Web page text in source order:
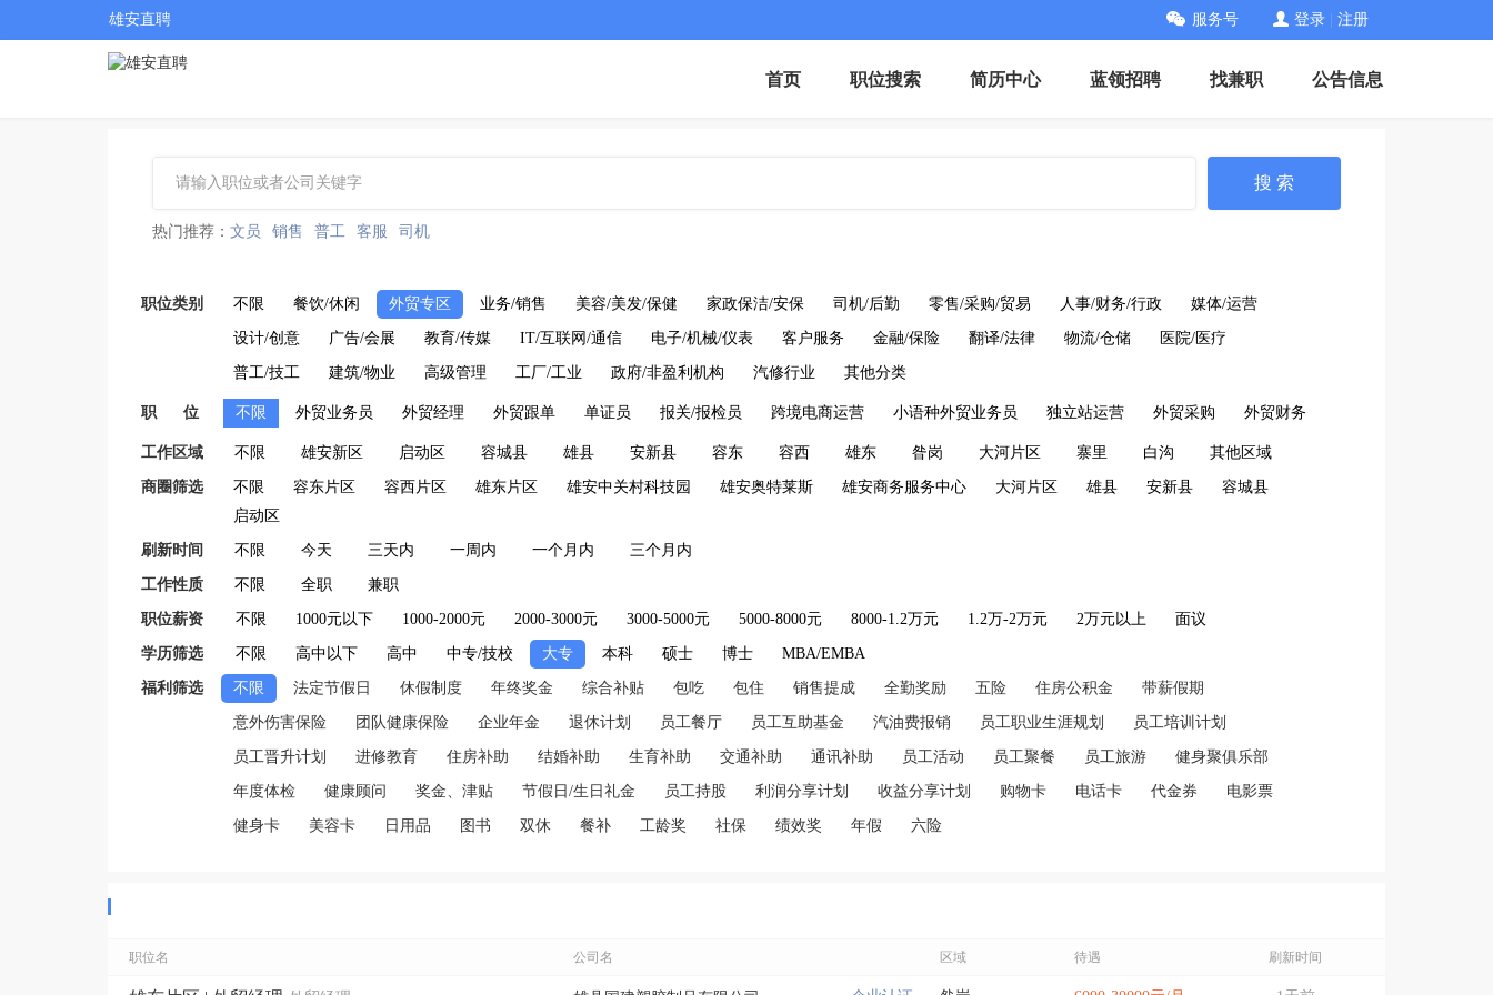
雄安直聘 服务号 登录 注册
首页 职位搜索 简历中心 蓝领招聘 找兼职 公告信息
搜 索
热门推荐： 文员 销售 普工 客服 司机
职位类别 不限 餐饮/休闲 外贸专区 业务/销售 美容/美发/保健 家政保洁/安保 司机/后勤 零售/采购/贸易 人事/财务/行政 媒体/运营
设计/创意 广告/会展 教育/传媒 IT/互联网/通信 电子/机械/仪表 客户服务 金融/保险 翻译/法律 物流/仓储 医院/医疗
普工/技工 建筑/物业 高级管理 工厂/工业 政府/非盈利机构 汽修行业 其他分类
职 位 不限 外贸业务员 外贸经理 外贸跟单 单证员 报关/报检员 跨境电商运营 小语种外贸业务员 独立站运营 外贸采购 外贸财务
工作区域 不限 雄安新区 启动区 容城县 雄县 安新县 容东 容西 雄东 昝岗 大河片区 寨里 白沟 其他区域
商圈筛选 不限 容东片区 容西片区 雄东片区 雄安中关村科技园 雄安奥特莱斯 雄安商务服务中心 大河片区 雄县 安新县
容城县
启动区
刷新时间 不限 今天 三天内 一周内 一个月内 三个月内
工作性质 不限 全职 兼职
职位薪资 不限 1000元以下 1000-2000元 2000-3000元 3000-5000元 5000-8000元 8000-1.2万元 1.2万-2万元 2万元以上 面议
学历筛选 不限 高中以下 高中 中专/技校 大专 本科 硕士 博士 MBA/EMBA
福利筛选 不限 法定节假日 休假制度 年终奖金 综合补贴 包吃 包住 销售提成 全勤奖励 五险 住房公积金 带薪假期
意外伤害保险 团队健康保险 企业年金 退休计划 员工餐厅 员工互助基金 汽油费报销 员工职业生涯规划 员工培训计划
员工晋升计划 进修教育 住房补助 结婚补助 生育补助 交通补助 通讯补助 员工活动 员工聚餐 员工旅游 健身聚俱乐部
年度体检 健康顾问 奖金、津贴 节假日/生日礼金 员工持股 利润分享计划 收益分享计划 购物卡 电话卡 代金券 电影票
健身卡 美容卡 日用品 图书 双休 餐补 工龄奖 社保 绩效奖 年假 六险
职位名 公司名 区域 待遇 刷新时间